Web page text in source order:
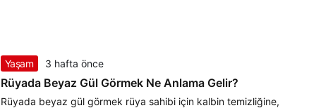
Yaşam 3 hafta önce
Rüyada Beyaz Gül Görmek Ne Anlama Gelir?
Rüyada beyaz gül görmek rüya sahibi için kalbin temizliğine,